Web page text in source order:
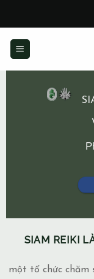
content
SIAM REIKI
một tổ chức chăm